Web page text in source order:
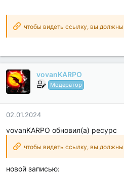
Debug code removed;
Remove default .source tags
Languages: Full Multi Languages;
CPUs...
чтобы видеть ссылку, вы
vovanKARPO
Модератор
02.01.2024
vovanKARPO обновил(а) ресурс
чтобы видеть ссылку, вы
новой записью: